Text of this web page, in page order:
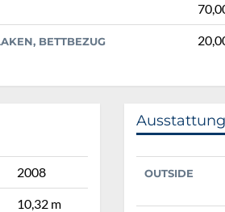
BETTBEZUG
2008
10,32 m
Ausstattung
OUTSIDE